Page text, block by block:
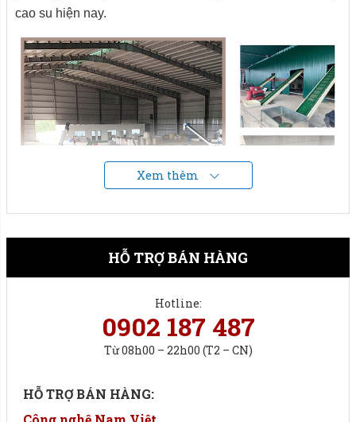
cao su hiện nay.
Cấu hình tổng thể dây chuyền.
Hệ thống bao gồm các thành phần chính sau:
Xem thêm
HỖ TRỢ BÁN HÀNG
Hotline:
0902 187 487
Từ 08h00 – 22h00 (T2 – CN)
HỖ TRỢ BÁN HÀNG: